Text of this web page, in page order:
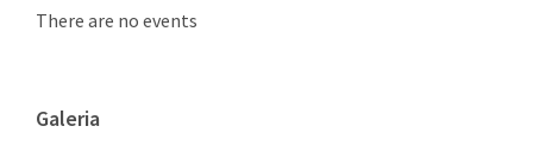
There are no events
Galeria